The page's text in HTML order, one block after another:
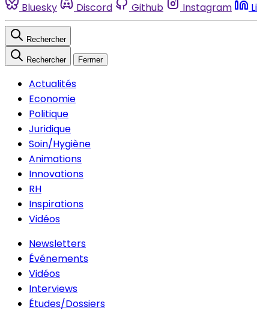
Bluesky Discord Github Instagram
Rechercher
Rechercher Fermer
Actualités
Economie
Politique
Juridique
Soin/Hygiène
Animations
Innovations
RH
Inspirations
Vidéos
Newsletters
Événements
Vidéos
Interviews
Études/Dossiers